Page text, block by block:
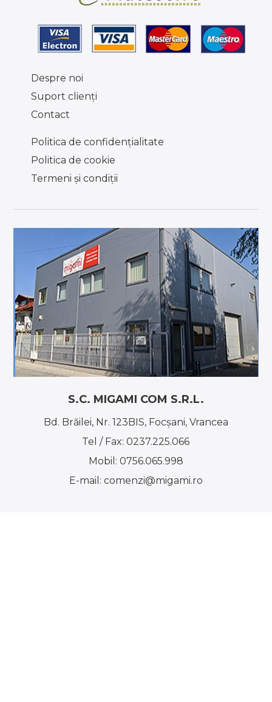
Despre noi
Suport clienţi
Contact
Politica de confidențialitate
Politica de cookie
Termeni şi condiţii
S.C. MIGAMI COM S.R.L.
Bd. Brăilei, Nr. 123BIS, Focşani, Vrancea
Tel / Fax:0237.225.066
Mobil: 0756.065.998
E-mail: comenzi@migami.ro